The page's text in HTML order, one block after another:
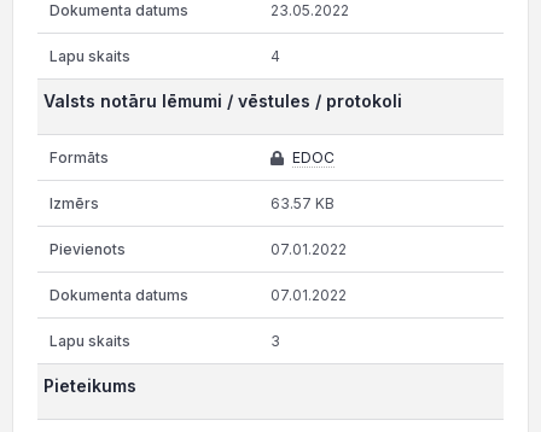
23.05.2022
4
Valsts notāru lēmumi / vēstules / protokoli
EDOC
63.57 KB
07.01.2022
07.01.2022
3
Pieteikums